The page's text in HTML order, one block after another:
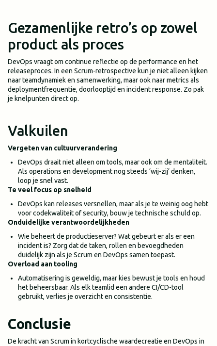
Gezamenlijke retro’s op zowel
product als proces
DevOps vraagt om continue reflectie op de performance en het
releaseproces. In een Scrum-retrospective kun je niet alleen kijken
naar teamdynamiek en samenwerking, maar ook naar metrics als
deploymentfrequentie, doorlooptijd en incident response. Zo pak
je knelpunten direct op.
Valkuilen
Vergeten van cultuurverandering
DevOps draait niet alleen om tools, maar ook om de mentaliteit.
Als operations en development nog steeds ‘wij-zij’ denken,
loop je snel vast.
Te veel focus op snelheid
DevOps kan releases versnellen, maar als je te weinig oog hebt
voor codekwaliteit of security, bouw je technische schuld op.
Onduidelijke verantwoordelijkheden
Wie beheert de productieserver? Wat gebeurt er als er een
incident is? Zorg dat de taken, rollen en bevoegdheden
duidelijk zijn als je Scrum en DevOps samen toepast.
Overload aan tooling
Automatisering is geweldig, maar kies bewust je tools en houd
het beheersbaar. Als elk teamlid een andere CI/CD-tool
gebruikt, verlies je overzicht en consistentie.
Conclusie
De kracht van Scrum in kortcyclische waardecreatie en DevOps in